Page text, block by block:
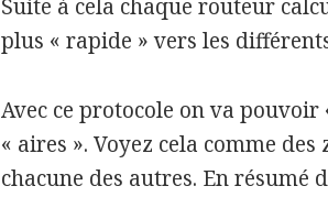
Suite à cela chaque routeur
plus « rapide » vers les
Avec ce protocole on va
« aires ». Voyez cela comme
chacune des autres. En résumé